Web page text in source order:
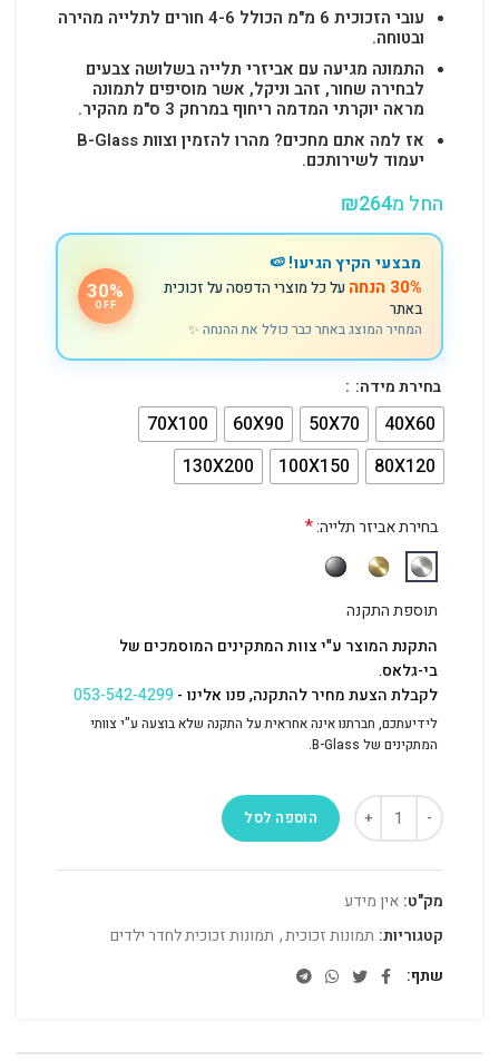
עובי הזכוכית 6 מ"מ הכולל 4-6 חורים לתלייה מהירה
ובטוחה.
התמונה מגיעה עם אביזרי תלייה בשלושה צבעים
לבחירה שחור, זהב וניקל, אשר מוסיפים לתמונה
מראה יוקרתי המדמה ריחוף במרחק 3 ס"מ מהקיר.
אז למה אתם מחכים? מהרו להזמין וצוות B-Glass
יעמוד לשירותכם.
החל מ ₪264
מבצעי הקיץ הגיעו! 🍉
30% הנחה
על כל מוצרי הדפסה על זכוכית
באתר
המחיר המוצג באתר כבר כולל את ההנחה ✨
30%
OFF
בחירת מידה:
40X60
50X70
60X90
70X100
80X120
100X150
130X200
בחירת אביזר תלייה:*
תוספת התקנה
התקנת המוצר ע"י צוות המתקינים המוסמכים של
בי-גלאס.
לקבלת הצעת מחיר להתקנה, פנו אלינו -053-542-4299
לידיעתכם, חברתנו אינה אחראית על התקנה שלא בוצעה ע"י צוותי
המתקינים של B-Glass.
הוספה לסל
מק"ט: אין מידע
קטגוריות: תמונות זכוכית, תמונות זכוכית לחדר ילדים
שתף